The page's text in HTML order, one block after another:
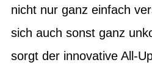
nicht nur ganz einfach
sich auch sonst ganz
sorgt der innovative All-